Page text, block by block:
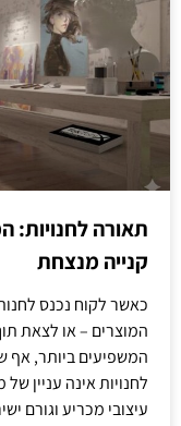
תאורה לחנויות:
קנייה מנצחת
כאשר לקוח נכנס
המוצרים – או לצאת
המשפיעים ביותר, אף
לחנויות אינה עניין
עיצובי מכריע וגורם